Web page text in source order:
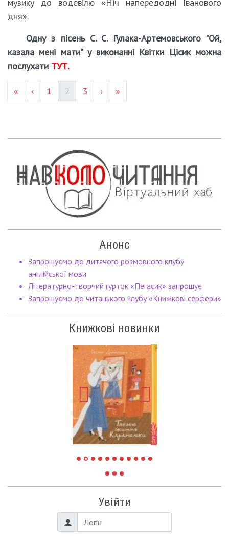
дня».
Одну з пісень С. С. Гулака-Артемовського "Ой,
казала мені мати" у виконанні Квітки Цісик можна
послухати ТУТ.
« ‹ Page #
1 (current)
2 Page #
3 › »
Анонс
Запрошуємо до дитячого розмовного клубу
англійської мови
Літературно-творчий гурток «Пегасик» запрошує
Запрошуємо до читацького клубу «Книжкові серфери»
Книжкові новинки
Увійти
Логін